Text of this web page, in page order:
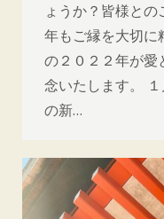
ょうか？皆様と
年もご縁を大切に
の２０２２年が愛
念いたします。
の新…